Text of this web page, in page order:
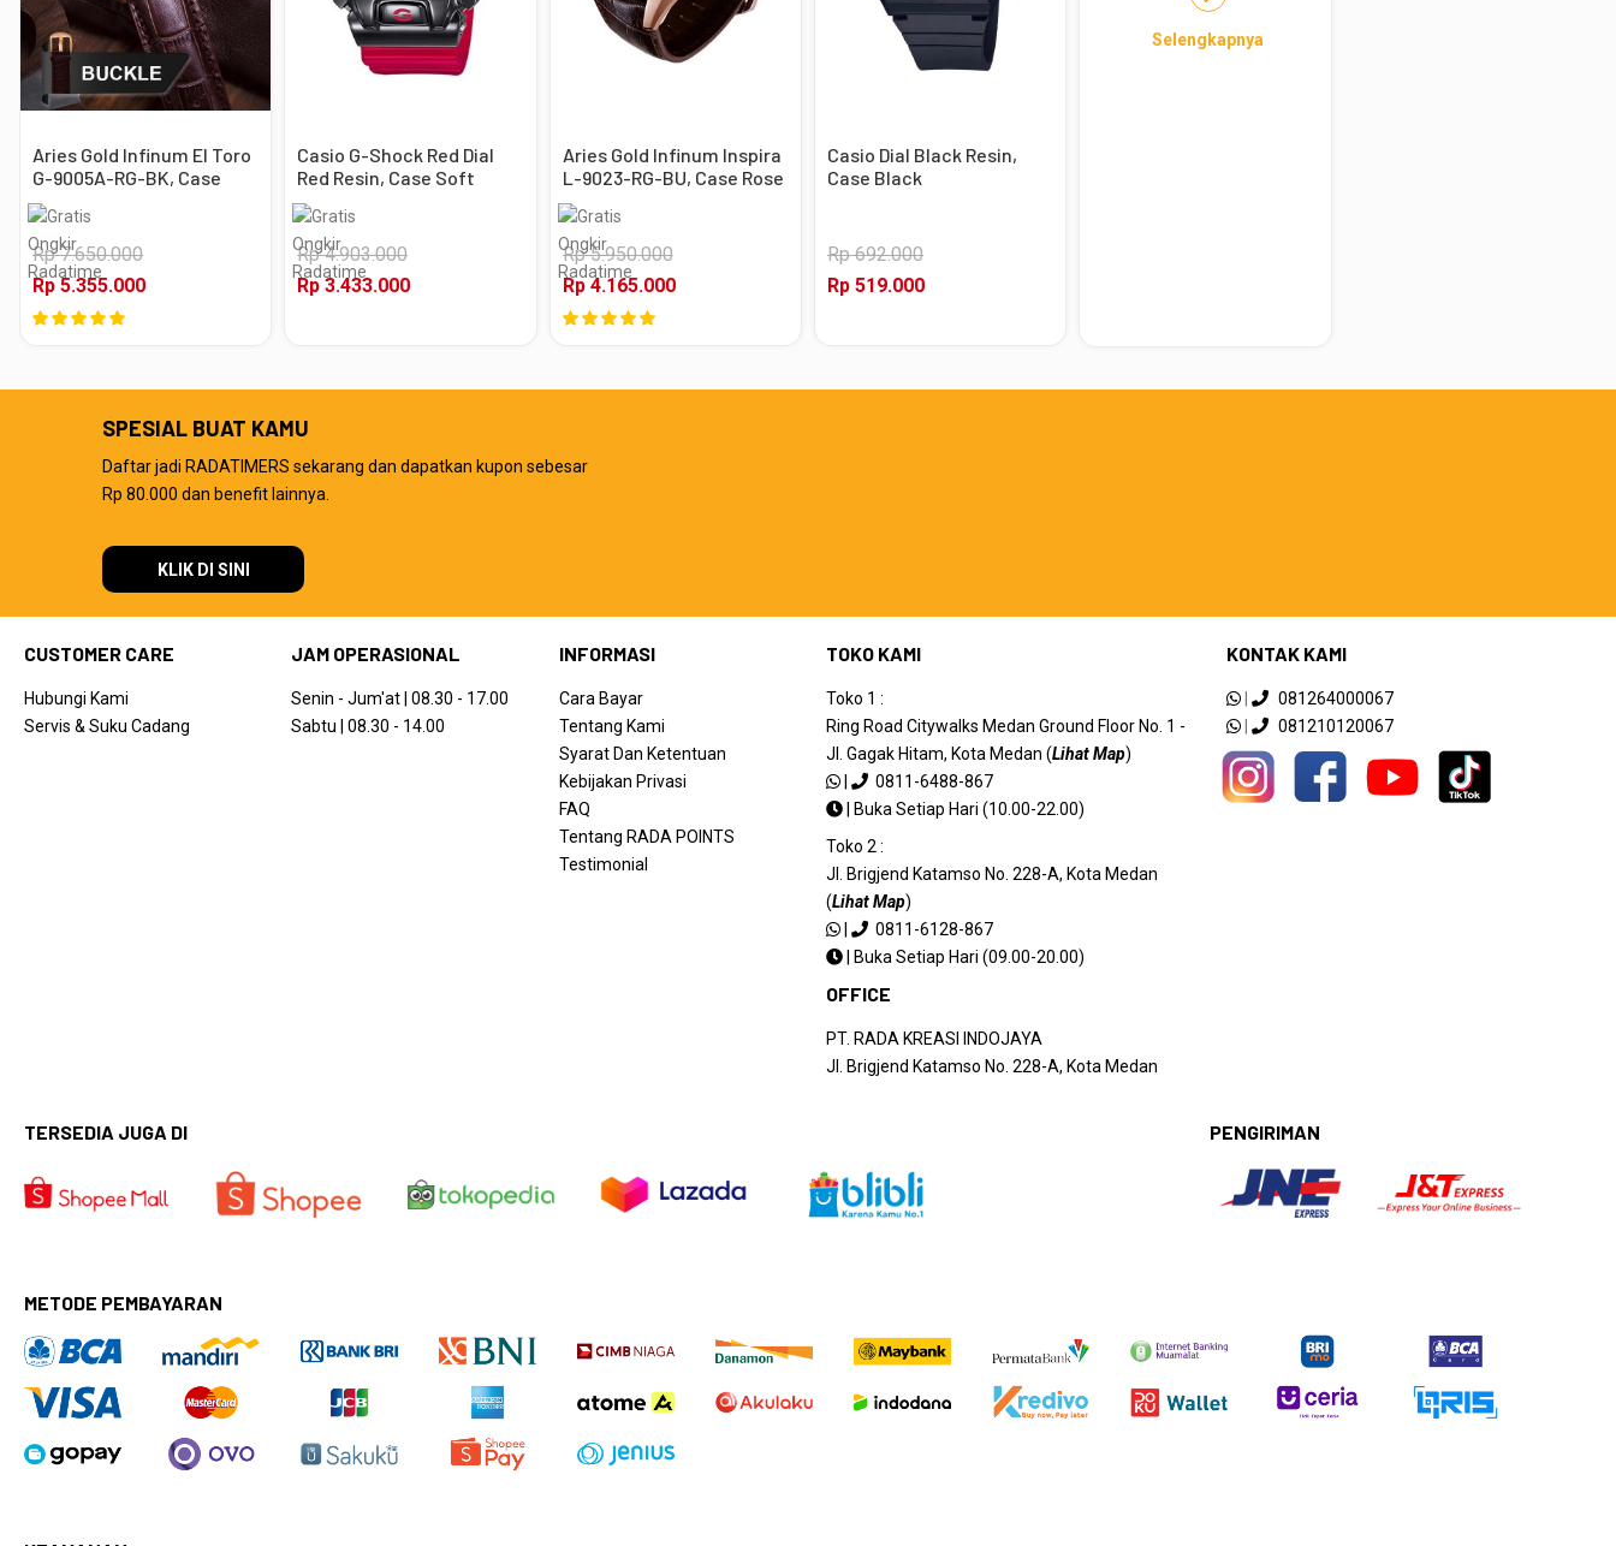
Aries Gold Infinum El Toro
G-9005A-RG-BK, Case
Rose Gold
Rp 7.650.000
Rp 5.355.000
Casio G-Shock Red Dial
Red Resin, Case Soft
Black
Rp 4.903.000
Rp 3.433.000
Aries Gold Infinum Inspira
L-9023-RG-BU, Case Rose
Gold
Rp 5.950.000
Rp 4.165.000
Casio Dial Black Resin,
Case Black
Rp 692.000
Rp 519.000
Selengkapnya
SPESIAL BUAT KAMU
Daftar jadi RADATIMERS sekarang dan dapatkan kupon sebesar
Rp 80.000 dan benefit lainnya.
KLIK DI SINI
CUSTOMER CARE
Hubungi Kami
Servis & Suku Cadang
JAM OPERASIONAL
Senin - Jum'at | 08.30 - 17.00
Sabtu | 08.30 - 14.00
INFORMASI
Cara Bayar
Tentang Kami
Syarat Dan Ketentuan
Kebijakan Privasi
FAQ
Tentang RADA POINTS
Testimonial
TOKO KAMI
Toko 1 :
Ring Road Citywalks Medan Ground Floor No. 1 -
Jl. Gagak Hitam, Kota Medan (Lihat Map)
|
0811-6488-867
|
Buka Setiap Hari (10.00-22.00)
Toko 2 :
Jl. Brigjend Katamso No. 228-A, Kota Medan
(Lihat Map)
|
0811-6128-867
|
Buka Setiap Hari (09.00-20.00)
OFFICE
PT. RADA KREASI INDOJAYA
Jl. Brigjend Katamso No. 228-A, Kota Medan
KONTAK KAMI
|
081264000067
|
081210120067
TERSEDIA JUGA DI PENGIRIMAN
METODE PEMBAYARAN